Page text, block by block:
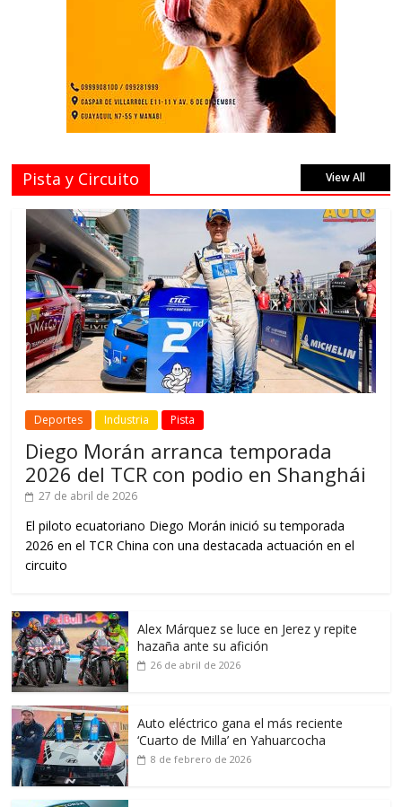
Pista y Circuito View All
Deportes Industria Pista
Diego Morán arranca temporada
2026 del TCR con podio en Shanghái
27 de abril de 2026
El piloto ecuatoriano Diego Morán inició su temporada
2026 en el TCR China con una destacada actuación en el
circuito
Alex Márquez se luce en Jerez y repite
hazaña ante su afición
26 de abril de 2026
Auto eléctrico gana el más reciente
‘Cuarto de Milla’ en Yahuarcocha
8 de febrero de 2026